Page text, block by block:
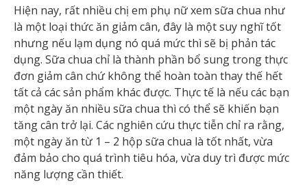
Hiện nay, rất nhiều chị em phụ nữ xem sữa chua như
là một loại thức ăn giảm cân, đây là một suy nghĩ tốt
nhưng nếu lạm dụng nó quá mức thì sẽ bị phản tác
dụng. Sữa chua chỉ là thành phần bổ sung trong thực
đơn giảm cân chứ không thể hoàn toàn thay thế hết
tất cả các sản phẩm khác được. Thực tế là nếu các bạn
một ngày ăn nhiều sữa chua thì có thể sẽ khiến bạn
tăng cân trở lại. Các nghiên cứu thực tiễn chỉ ra rằng,
một ngày ăn từ 1 – 2 hộp sữa chua là tốt nhất, vừa
đảm bảo cho quá trình tiêu hóa, vừa duy trì được mức
năng lượng cần thiết.